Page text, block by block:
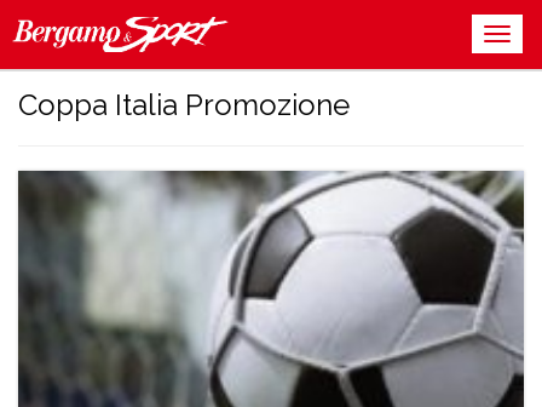
Coppa Italia Promozione